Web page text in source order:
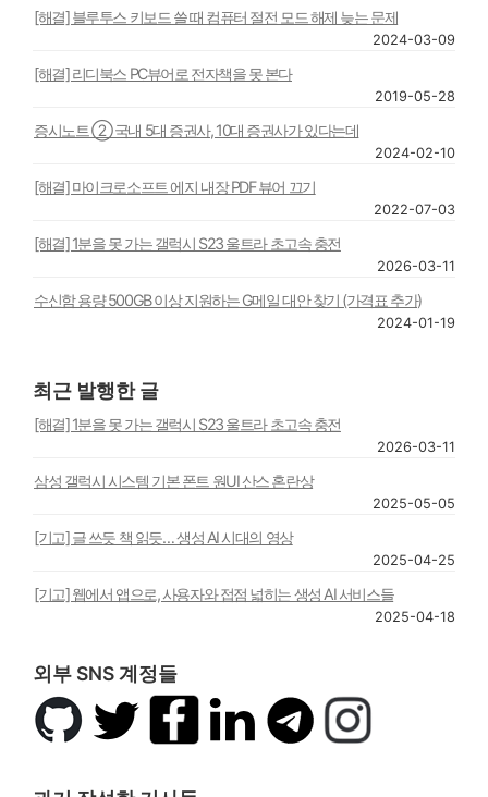
[해결] 블루투스 키보드 쓸 때 컴퓨터 절전 모드 해제 늦는 문제
2024-03-09
[해결] 리디북스 PC뷰어로 전자책을 못 본다
2019-05-28
증시노트 ② 국내 5대 증권사, 10대 증권사가 있다는데
2024-02-10
[해결] 마이크로소프트 에지 내장 PDF 뷰어 끄기
2022-07-03
[해결] 1분을 못 가는 갤럭시 S23 울트라 초고속 충전
2026-03-11
수신함 용량 500GB 이상 지원하는 G메일 대안 찾기 (가격표 추가)
2024-01-19
최근 발행한 글
[해결] 1분을 못 가는 갤럭시 S23 울트라 초고속 충전
2026-03-11
삼성 갤럭시 시스템 기본 폰트 원UI 산스 혼란상
2025-05-05
[기고] 글 쓰듯 책 읽듯… 생성 AI 시대의 영상
2025-04-25
[기고] 웹에서 앱으로, 사용자와 접점 넓히는 생성 AI 서비스들
2025-04-18
외부 SNS 계정들
깃
허
트
위
페
북
링
텔
레
인
스